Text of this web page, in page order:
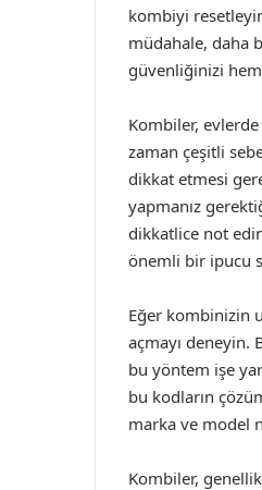
kombiyi
müdahale, daha
güvenliğinizi
Kombiler, evlerde
zaman çeşitli
dikkat etmesi
yapmanız
dikkatlice not
önemli bir ipucu
Eğer kombinizin
açmayı deneyin.
bu yöntem işe
bu kodların
marka ve model
Kombiler,